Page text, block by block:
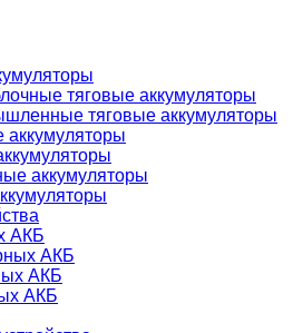
тяговые аккумуляторы
тяговые аккумуляторы
аккумуляторы
аккумуляторы
АКБ
АКБ
АКБ
АКБ